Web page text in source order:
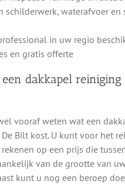
schilderwerk, waterafvoer en
in uw regio
en gratis offerte
dakkapel reiniging
vooraf weten wat een
Bilt kost. U kunt voor het
op een prijs die
van de grootte van
kunt u nog een beroep